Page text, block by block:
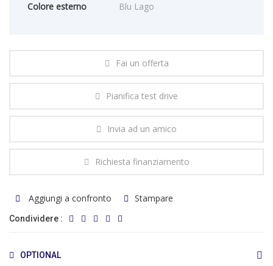
Colore esterno
Blu Lago
Fai un offerta
Pianifica test drive
Invia ad un amico
Richiesta finanziamento
Aggiungi a confronto Stampare
Condividere :
OPTIONAL